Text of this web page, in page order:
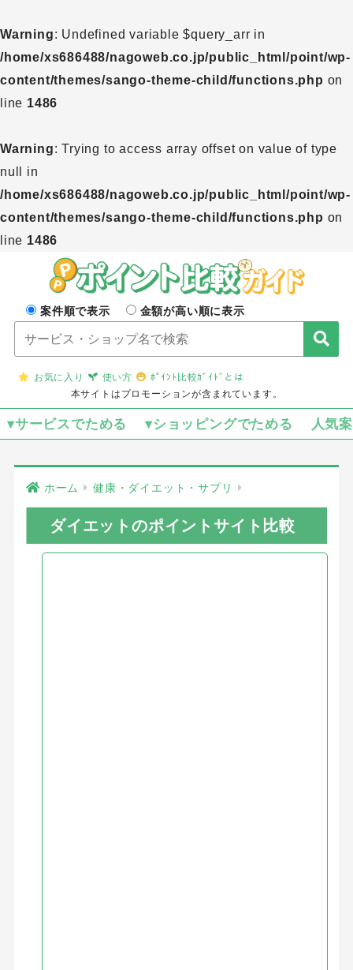
Warning: Undefined variable $query_arr in
/home/xs686488/nagoweb.co.jp/public_html/point/wp-
content/themes/sango-theme-child/functions.php on
line 1486
Warning: Trying to access array offset on value of type
null in
/home/xs686488/nagoweb.co.jp/public_html/point/wp-
content/themes/sango-theme-child/functions.php on
line 1486
案件順で表示 金額が高い順に表示
お気に入り 使い方
ﾎﾟｲﾝﾄ比較ｶﾞｲﾄﾞとは
本サイトはプロモーションが含まれています。
▾サービスでためる ▾ショッピングでためる 人気
ホーム 健康・ダイエット・サプリ
ダイエットのポイントサイト比較